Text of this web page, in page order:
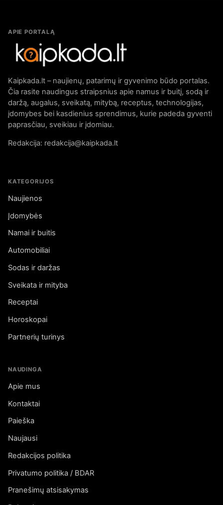
APIE PORTALĄ
Kaipkada.lt – naujienų, patarimų ir gyvenimo būdo portalas.
Čia rasite naudingus straipsnius apie namus ir buitį, sodą ir
daržą, augalus, sveikatą, mitybą, receptus, technologijas,
įdomybes bei kasdienius sprendimus, kurie padeda gyventi
paprasčiau, sveikiau ir įdomiau.
Redakcija: redakcija@kaipkada.lt
KATEGORIJOS
Naujienos
Įdomybės
Namai ir buitis
Automobiliai
Sodas ir daržas
Sveikata ir mityba
Receptai
Horoskopai
Partnerių turinys
NAUDINGA
Apie mus
Kontaktai
Paieška
Naujausi
Redakcijos politika
Privatumo politika / BDAR
Pranešimų atsisakymas